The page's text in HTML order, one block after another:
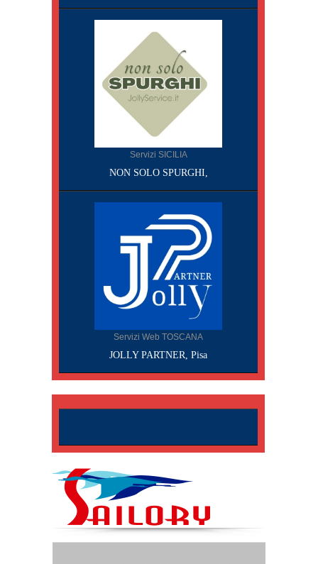
Servizi SICILIA
NON SOLO SPURGHI,
Servizi Web TOSCANA
JOLLY PARTNER, Pisa